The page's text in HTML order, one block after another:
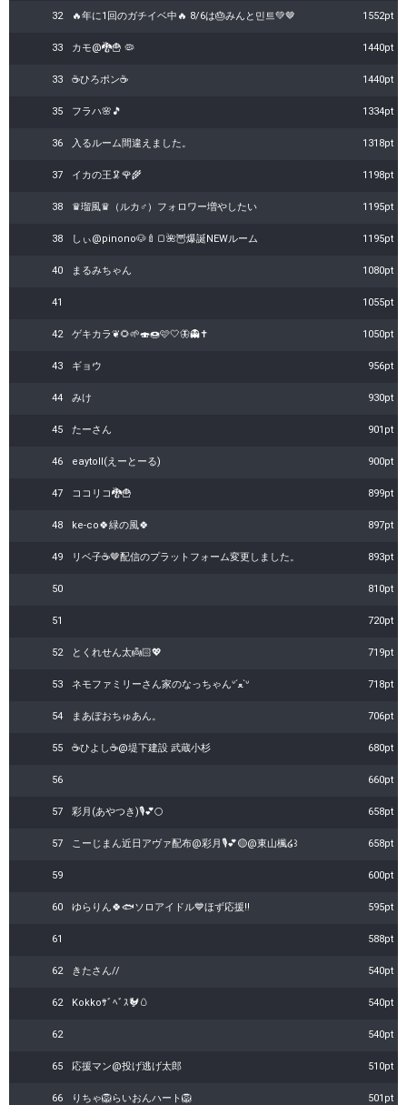
32 🔥年に1回のガチイベ中🔥 8/6は🎂みんと민트💚🤎 1552pt
33 カモ@🐉🍟 🦠 1440pt
33 ☕️ひろポン☕ 1440pt
35 フラハ🌸🎵 1334pt
36 入るルーム間違えました。 1318pt
37 イカの王🦑🌹🌾 1198pt
38 ♛︎瑠風♛︎（ルカ♂）フォロワー増やしたい 1195pt
38 しぃ@pinono🐶🍼🍞🌺🦉爆誕NEWルーム 1195pt
40 まるみちゃん 1080pt
41 1055pt
42 ゲキカラ❦🌻🌱🍣🍩🩷🤍🦋👻✝️ 1050pt
43 ギョウ 956pt
44 みけ 930pt
45 たーさん 901pt
46 eaytoll(えーとーる) 900pt
47 ココリコ🐉🍟 899pt
48 ke-co🍀緑の風🍀 897pt
49 リベ子☕️🤎配信のプラットフォーム変更しました。 893pt
50 810pt
51 720pt
52 とくれせん太👼🏻💖 719pt
53 ネモファミリーさん家のなっちゃんᐡˊﻌˋᐡ 718pt
54 まあぽおちゅあん。 706pt
55 ☕ひよし☕@堤下建設 武蔵小杉 680pt
56 660pt
57 彩月(あやつき)🎙️💕🌕 658pt
57 こーじまん近日アヴァ配布@彩月🎙︎💕︎🟡@東山楓໒꒱ 658pt
59 600pt
60 ゆらりん🍀🐟️ソロアイドル💙ほず応援‼️ 595pt
61 588pt
62 きたさん// 540pt
62 Kokkoｻﾞﾍﾞｽ🐓🥚 540pt
62 540pt
65 応援マン@投げ逃げ太郎 510pt
66 りちゃ🦁らいおんハート🦁 501pt